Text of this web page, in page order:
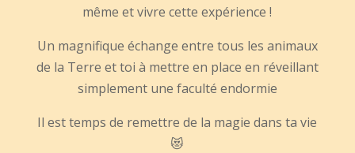
même et vivre cette expérience !
Un magnifique échange entre tous les animaux
de la Terre et toi à mettre en place en réveillant
simplement une faculté endormie
Il est temps de remettre de la magie dans ta vie
😻